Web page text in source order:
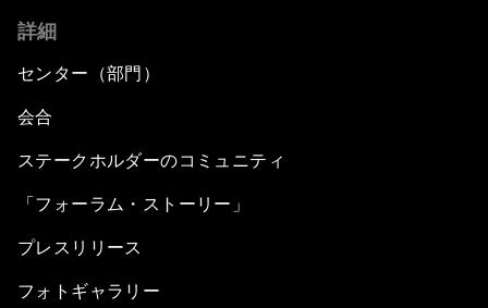
ASEAN after 50: What Next?
What If: The Youth of ASEAN Run the Region?
Closing Plenary
詳細
センター（部門）
会合
ステークホルダーのコミュニティ
「フォーラム・ストーリー」
プレスリリース
フォトギャラリー